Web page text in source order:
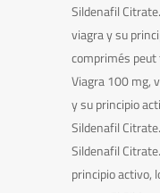
Sildenafil
viagra y su
comprimés peut
Viagra 100 mg,
y su principio
Sildenafil
Sildenafil
principio activo,